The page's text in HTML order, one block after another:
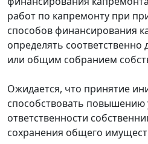
работ по капремонту при
способов финансирования
определять
или общим собранием
Ожидается, что принятие
способствовать повышению
ответственности
сохранения общего